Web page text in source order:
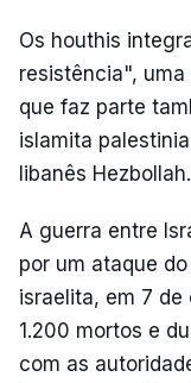
Os houthis
resistência",
que faz parte
islamita
libanês Hezbollah.
A guerra entre
por um ataque
israelita, em 7
1.200 mortos e
com as